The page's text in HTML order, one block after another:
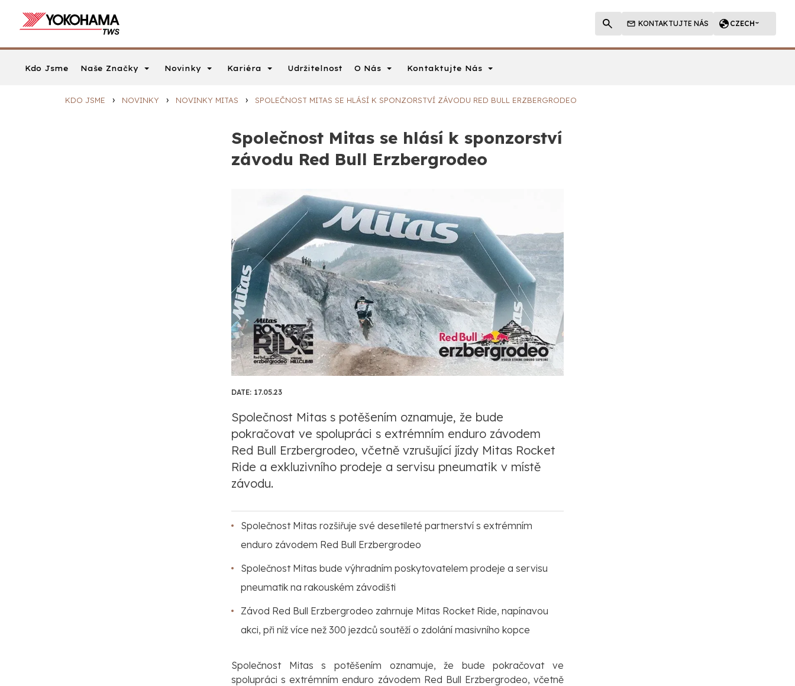
KONTAKTUJTE NÁS CZECH
Kdo Jsme Naše Značky Novinky Kariéra Udržitelnost O Nás Kontaktujte Nás
KDO JSME › NOVINKY › NOVINKY MITAS › SPOLEČNOST MITAS SE HLÁSÍ K SPONZORSTVÍ ZÁVODU RED BULL ERZBERGRODEO
Společnost Mitas se hlásí k sponzorství
závodu Red Bull Erzbergrodeo
DATE: 17.05.23
Společnost Mitas s potěšením oznamuje, že bude
pokračovat ve spolupráci s extrémním enduro závodem
Red Bull Erzbergrodeo, včetně vzrušující jízdy Mitas Rocket
Ride a exkluzivního prodeje a servisu pneumatik v místě
závodu.
Společnost Mitas rozšiřuje své desetileté partnerství s extrémním
enduro závodem Red Bull Erzbergrodeo
Společnost Mitas bude výhradním poskytovatelem prodeje a servisu
pneumatik na rakouském závodišti
Závod Red Bull Erzbergrodeo zahrnuje Mitas Rocket Ride, napínavou
akci, při níž více než 300 jezdců soutěží o zdolání masivního kopce
Společnost Mitas s potěšením oznamuje, že bude pokračovat ve
spolupráci s extrémním enduro závodem Red Bull Erzbergrodeo, včetně